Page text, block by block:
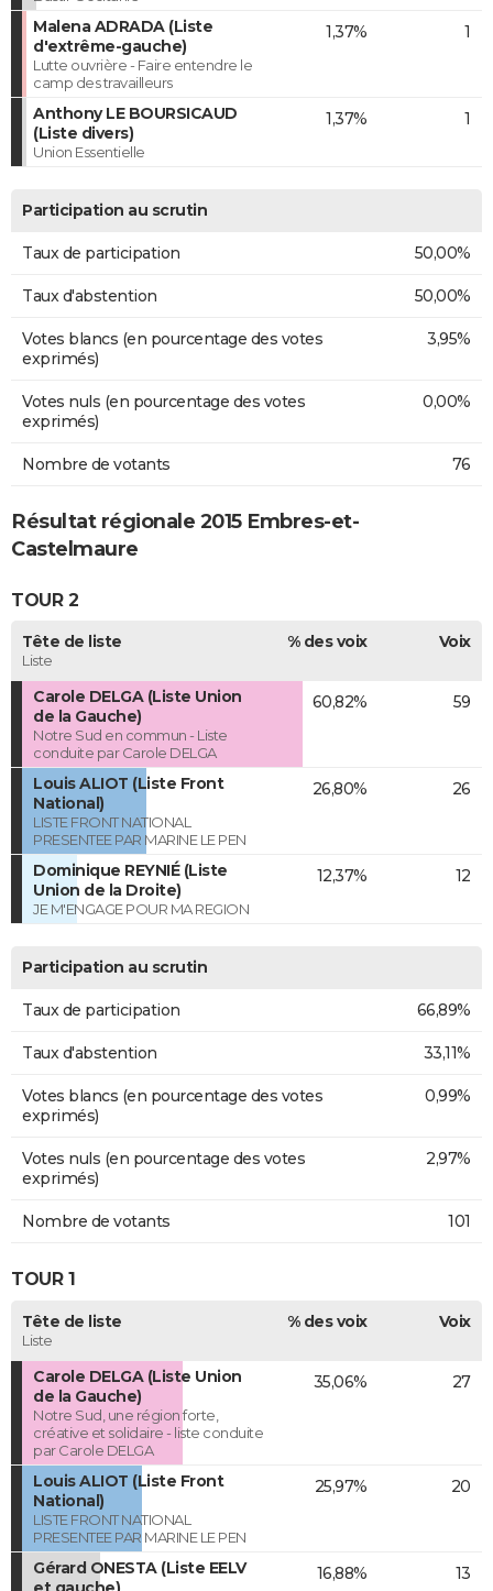
Malena ADRADA (Liste
d'extrême-gauche)
Lutte ouvrière - Faire entendre le
camp des travailleurs
1,37% 1
Anthony LE BOURSICAUD
(Liste divers)
Union Essentielle
1,37% 1
Participation au scrutin
Taux de participation 50,00%
Taux d'abstention 50,00%
Votes blancs (en pourcentage des votes
exprimés)
3,95%
Votes nuls (en pourcentage des votes
exprimés)
0,00%
Nombre de votants 76
Résultat régionale 2015 Embres-et-
Castelmaure
TOUR 2
Tête de liste
Liste
% des voix Voix
Carole DELGA (Liste Union
de la Gauche)
Notre Sud en commun - Liste
conduite par Carole DELGA
60,82% 59
Louis ALIOT (Liste Front
National)
LISTE FRONT NATIONAL
PRESENTEE PAR MARINE LE PEN
26,80% 26
Dominique REYNIÉ (Liste
Union de la Droite)
JE M'ENGAGE POUR MA REGION
12,37% 12
Participation au scrutin
Taux de participation 66,89%
Taux d'abstention 33,11%
Votes blancs (en pourcentage des votes
exprimés)
0,99%
Votes nuls (en pourcentage des votes
exprimés)
2,97%
Nombre de votants 101
TOUR 1
Tête de liste
Liste
% des voix Voix
Carole DELGA (Liste Union
de la Gauche)
Notre Sud, une région forte,
créative et solidaire - liste conduite
par Carole DELGA
35,06% 27
Louis ALIOT (Liste Front
National)
LISTE FRONT NATIONAL
PRESENTEE PAR MARINE LE PEN
25,97% 20
Gérard ONESTA (Liste EELV
16,88% 13